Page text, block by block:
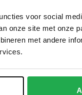
voor social
onze site met onze
met andere